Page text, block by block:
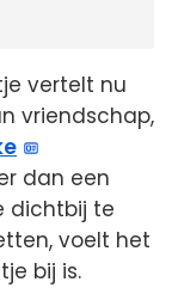
vertelt nu
vriendschap,
dan een
dichtbij te
voelt het
bij is.